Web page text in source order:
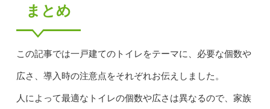
まとめ
この記事では一戸建てのトイレをテーマに、必要な個数や
広さ、導入時の注意点をそれぞれお伝えしました。
人によって最適なトイレの個数や広さは異なるので、家族